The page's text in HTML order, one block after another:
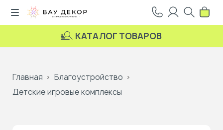
КАТАЛОГ ТОВАРОВ
Главная
Благоустройство
Детские игровые комплексы